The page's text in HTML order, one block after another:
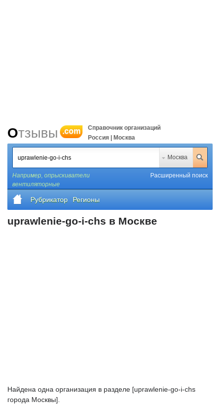
Отзывы .com
Справочник организаций
Россия | Москва
Москва
Например, опрыскиватели
вентиляторные
Расширенный поиск
Рубрикатор Регионы
uprawlenie-go-i-chs в Москве
Найдена одна организация в разделе [uprawlenie-go-i-chs
города Москвы].